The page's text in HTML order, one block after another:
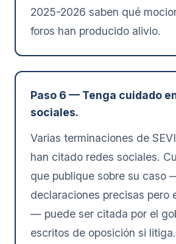
2025-2026 saben qué
foros han producido alivio.
Paso 6 — Tenga cuidado
sociales.
Varias terminaciones de
han citado redes sociales.
que publique sobre su caso
declaraciones precisas pero
— puede ser citada por el
escritos de oposición si